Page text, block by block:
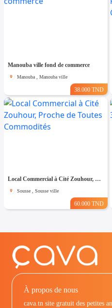
Manouba ville fond de commerce
Manouba , Manouba ville
38.000 TND
Local Commercial à Cité Zouhour, Proche de Toutes Commodités
Sousse , Sousse ville
60.000 TND
À propos de nous
cava.tn site gratuit des petites